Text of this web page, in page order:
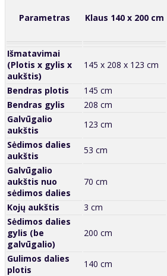
Parametras Klaus 140 x 200 cm
Išmatavimai
(Plotis x gylis x
aukštis)
145 x 208 x 123 cm
Bendras plotis
145 cm
Bendras gylis
208 cm
Galvūgalio
aukštis
123 cm
Sėdimos dalies
aukštis
53 cm
Galvūgalio
aukštis nuo
sėdimos dalies
70 cm
Kojų aukštis 3 cm
Sėdimos dalies
gylis (be
galvūgalio)
200 cm
Gulimos dalies
plotis
140 cm